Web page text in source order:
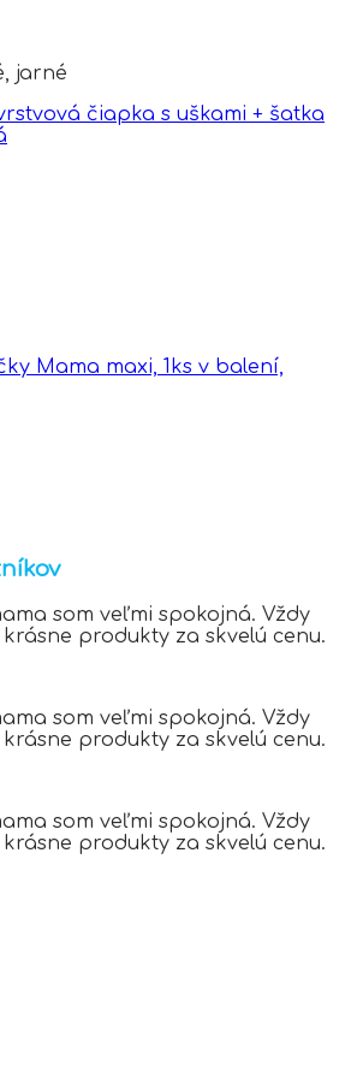
jarné
čiapka s uškami + šatka
Mama maxi, 1ks v balení,
som veľmi spokojná. Vždy
produkty za skvelú cenu.
som veľmi spokojná. Vždy
produkty za skvelú cenu.
som veľmi spokojná. Vždy
produkty za skvelú cenu.